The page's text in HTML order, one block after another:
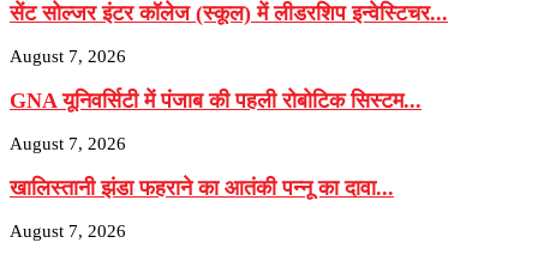
सेंट सोल्जर इंटर कॉलेज (स्कूल) में लीडरशिप इन्वेस्टिचर...
August 7, 2026
GNA यूनिवर्सिटी में पंजाब की पहली रोबोटिक सिस्टम...
August 7, 2026
खालिस्तानी झंडा फहराने का आतंकी पन्नू का दावा...
August 7, 2026